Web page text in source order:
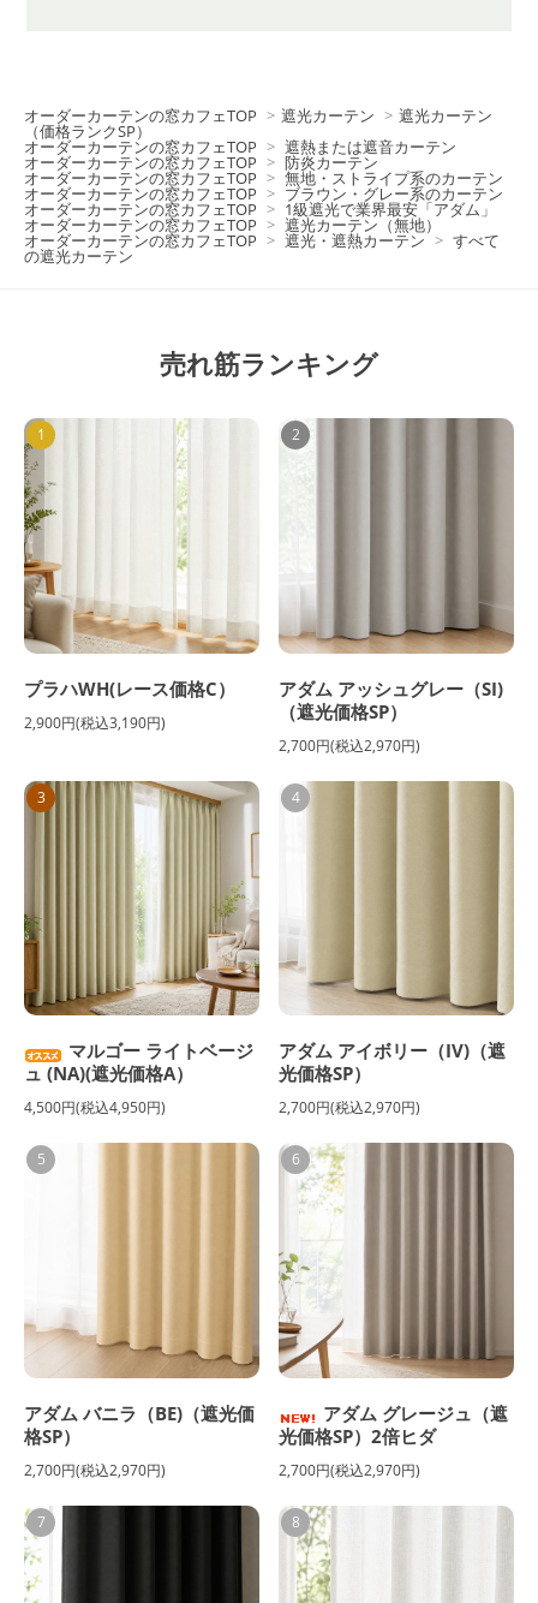
オーダーカーテンの窓カフェTOP > 遮光カーテン > 遮光カーテン
（価格ランクSP）
オーダーカーテンの窓カフェTOP > 遮熱または遮音カーテン
オーダーカーテンの窓カフェTOP > 防炎カーテン
オーダーカーテンの窓カフェTOP > 無地・ストライプ系のカーテン
オーダーカーテンの窓カフェTOP > ブラウン・グレー系のカーテン
オーダーカーテンの窓カフェTOP > 1級遮光で業界最安「アダム」
オーダーカーテンの窓カフェTOP > 遮光カーテン（無地）
オーダーカーテンの窓カフェTOP > 遮光・遮熱カーテン > すべて
の遮光カーテン
売れ筋ランキング
1
プラハWH(レース価格C）
2,900円(税込3,190円)
2
アダム アッシュグレー（SI)
（遮光価格SP）
2,700円(税込2,970円)
3
マルゴー ライトベージ
ュ (NA)(遮光価格A）
4,500円(税込4,950円)
4
アダム アイボリー（IV)（遮
光価格SP）
2,700円(税込2,970円)
5
アダム バニラ（BE)（遮光価
格SP）
2,700円(税込2,970円)
6
アダム グレージュ（遮
光価格SP）2倍ヒダ
2,700円(税込2,970円)
7 8